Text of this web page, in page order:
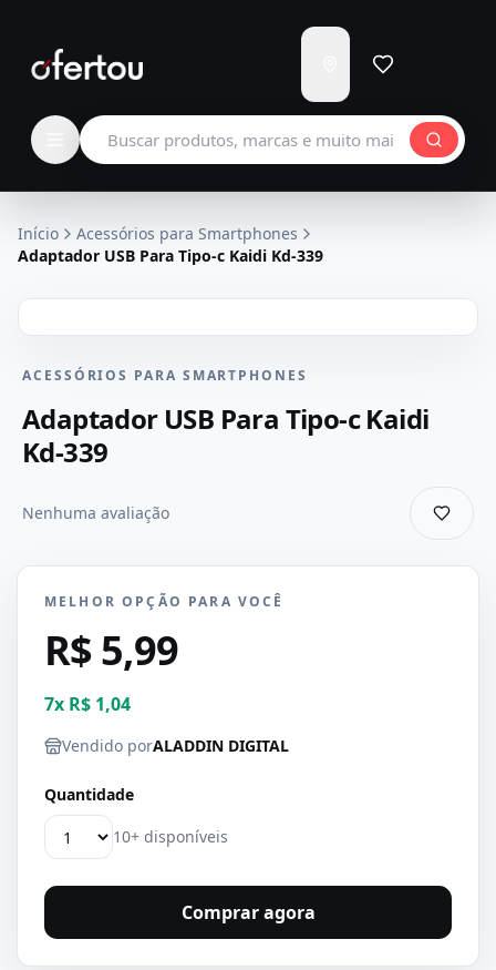
para
Carregando...
Buscar produtos
Início
Acessórios para Smartphones
Adaptador USB Para Tipo-c Kaidi Kd-339
ACESSÓRIOS PARA SMARTPHONES
Adaptador USB Para Tipo-c Kaidi
Kd-339
Nenhuma avaliação
MELHOR OPÇÃO PARA VOCÊ
R$ 5,99
7x R$ 1,04
Vendido porALADDIN DIGITAL
Quantidade
10+ disponíveis
Comprar agora